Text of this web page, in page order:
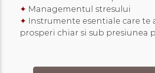
✦ Managementul stresului
✦ Instrumente esentiale care te
prosperi chiar si sub presiunea